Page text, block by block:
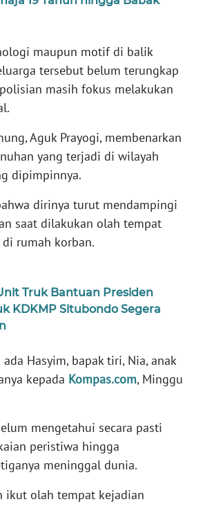
maupun motif di balik
tersebut belum terungkap
masih fokus melakukan
Aguk Prayogi, membenarkan
yang terjadi di wilayah
dipimpinnya.
dirinya turut mendampingi
saat dilakukan olah tempat
rumah korban.
Truk Bantuan Presiden
KDKMP Situbondo Segera
Hasyim, bapak tiri, Nia, anak
kepada Kompas.com, Minggu
mengetahui secara pasti
peristiwa hingga
meninggal dunia.
ikut olah tempat kejadian